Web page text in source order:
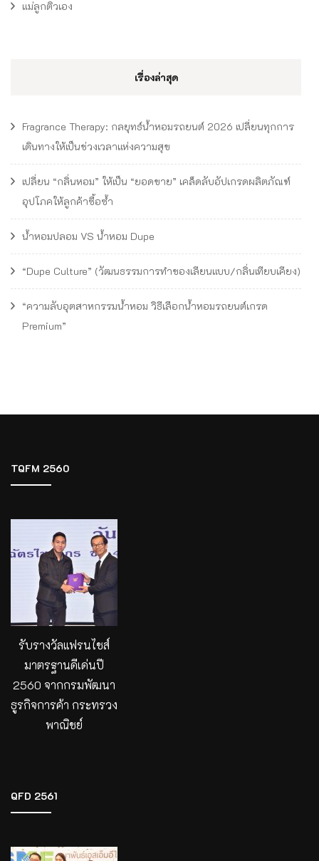
แม่ลูกติวเอง
เรื่องล่าสุด
Fragrance Therapy: กลยุทธ์น้ำหอมรถยนต์ 2026 เปลี่ยนทุกการ
เดินทางให้เป็นช่วงเวลาแห่งความสุข
เปลี่ยน “กลิ่นหอม” ให้เป็น “ยอดขาย” เคล็ดลับอัปเกรดผลิตภัณฑ์
อุปโภคให้ลูกค้าซื้อซ้ำ
น้ำหอมปลอม VS น้ำหอม Dupe
“Dupe Culture” (วัฒนธรรมการทำของเลียนแบบ/กลิ่นเทียบเคียง)
“ความลับอุตสาหกรรมน้ำหอม วิธีเลือกน้ำหอมรถยนต์เกรด
Premium”
TQFM 2560
รับรางวัลแฟรนไชส์
มาตรฐานดีเด่นปี
2560 จากกรมพัฒนา
ธูรกิจการค้า กระทรวง
พาณิชย์
QFD 2561